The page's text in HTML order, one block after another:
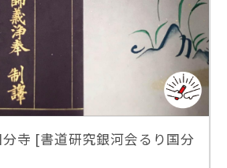
寺 [書道研究銀河会るり国分